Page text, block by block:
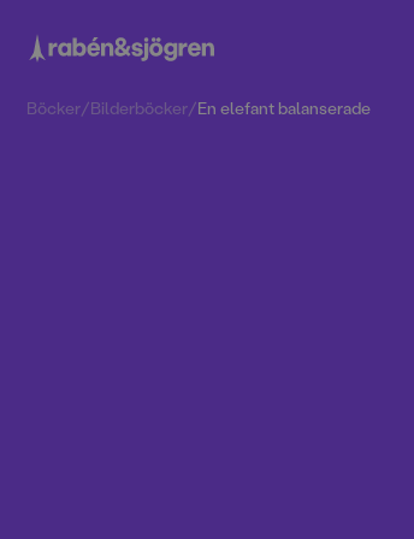
Böcker/Bilderböcker/En elefant balanserade